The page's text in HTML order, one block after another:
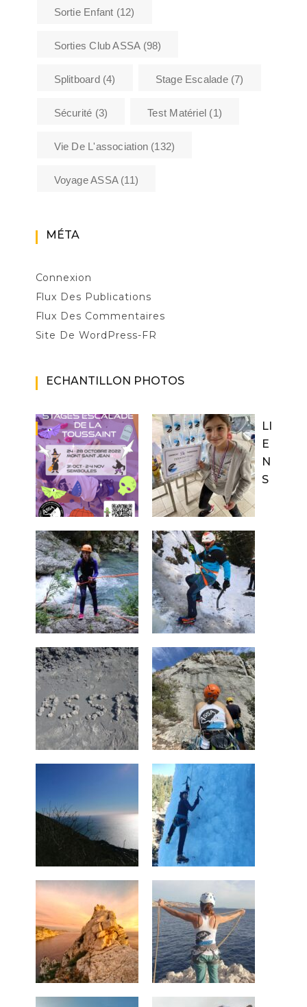
Sortie Enfant (12)
Sorties Club ASSA(98)
Splitboard(4) Stage Escalade(7)
Sécurité (3) Test Matériel (1)
Vie De L'association (132)
Voyage ASSA(11)
MÉTA
Connexion
Flux Des Publications
Flux Des Commentaires
Site De WordPress-FR
ECHANTILLON PHOTOS
LI
E
N
S